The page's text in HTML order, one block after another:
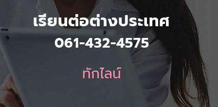
เรียนต่อต่างประเทศ
061-432-4575
ทักไลน์